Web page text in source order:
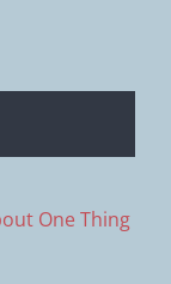
One Thing